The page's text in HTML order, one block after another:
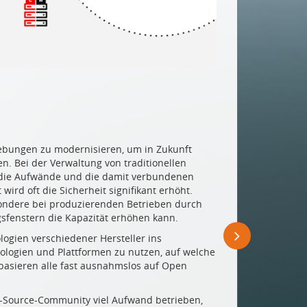
zu modernisieren, um in Zukunft
Bei der Verwaltung von traditionellen
Aufwände und die damit verbundenen
oft die Sicherheit signifikant erhöht.
bei produzierenden Betrieben durch
die Kapazität erhöhen kann.
verschiedener Hersteller ins
und Plattformen zu nutzen, auf welche
alle fast ausnahmslos auf Open
Community viel Aufwand betrieben,